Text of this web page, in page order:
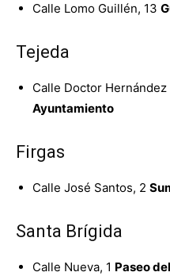
Calle Lomo Guillén, 13
Tejeda
Calle Doctor Hernández
Ayuntamiento
Firgas
Calle José Santos, 2
Santa Brígida
Calle Nueva, 1 Paseo